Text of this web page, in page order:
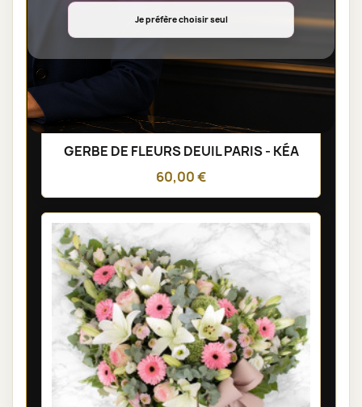
GERBE DE FLEURS DEUIL PARIS - KÉA
60,00 €
Je préfère choisir seul